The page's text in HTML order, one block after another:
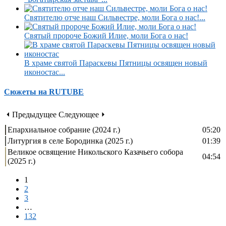
Святителю отче наш Сильвестре, моли Бога о нас!...
Святый пророче Божий Илие, моли Бога о нас!
В храме святой Параскевы Пятницы освящен новый
иконостас...
Сюжеты на RUTUBE
⏴ Предыдущее Следующее ⏵
Епархиальное собрание (2024 г.)
05:20
Литургия в селе Бородинка (2025 г.)
01:39
Великое освящение Никольского Казачьего собора
(2025 г.)
04:54
1
2
3
…
132